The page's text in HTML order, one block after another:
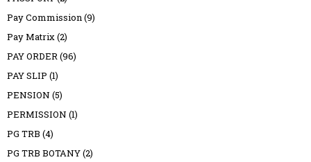
Pay Commission(9)
Pay Matrix(2)
PAY ORDER(96)
PAY SLIP (1)
PENSION (5)
PERMISSION (1)
PG TRB (4)
PG TRB BOTANY(2)